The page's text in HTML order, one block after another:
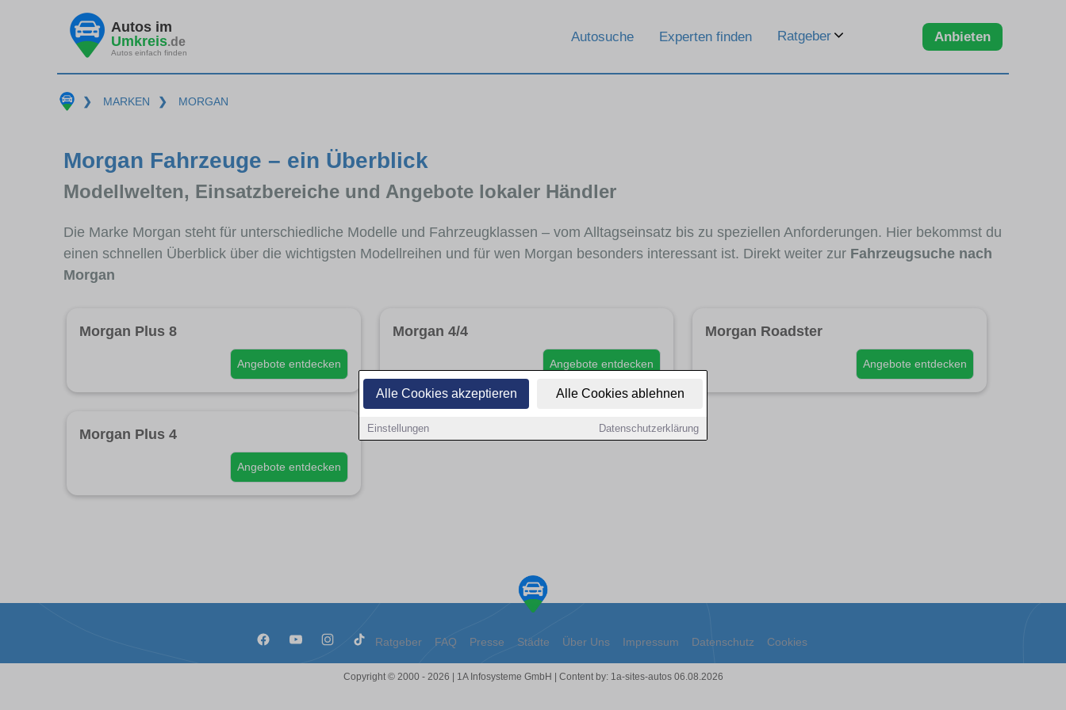
Alle Cookies akzeptieren Alle Cookies ablehnen
Einstellungen Datenschutzerklärung
Autos im
Umkreis.de
Autos einfach finden
Autosuche Experten finden Ratgeber Anbieten
❯ MARKEN ❯ MORGAN
Morgan Fahrzeuge – ein Überblick
Modellwelten, Einsatzbereiche und Angebote lokaler Händler
Die Marke Morgan steht für unterschiedliche Modelle und Fahrzeugklassen – vom Alltagseinsatz bis zu speziellen Anforderungen. Hier bekommst du
einen schnellen Überblick über die wichtigsten Modellreihen und für wen Morgan besonders interessant ist. Direkt weiter zur Fahrzeugsuche nach
Morgan
Morgan Plus 8
Angebote entdecken
Morgan 4/4
Angebote entdecken
Morgan Roadster
Angebote entdecken
Morgan Plus 4
Angebote entdecken
Ratgeber FAQ Presse Städte Über Uns Impressum Datenschutz Cookies
Copyright © 2000 - 2026 | 1A Infosysteme GmbH | Content by: 1a-sites-autos 06.08.2026